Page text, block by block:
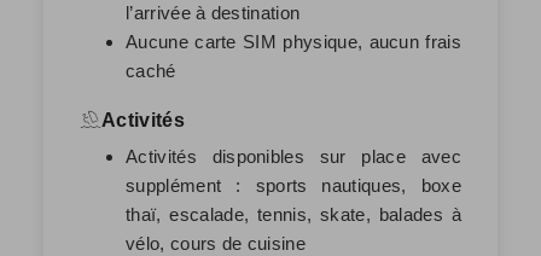
l’arrivée à destination
Aucune carte SIM physique, aucun frais
caché
Activités
Activités disponibles sur place avec
supplément : sports nautiques, boxe
thaï, escalade, tennis, skate, balades à
vélo, cours de cuisine